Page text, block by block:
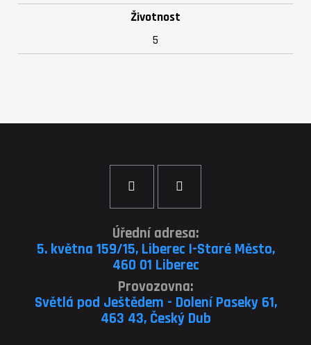
Životnost
5
Úřední adresa:
5. května 159/15, Liberec I-Staré Město,
460 01 Liberec
Provozovna:
Světlá pod Ještědem - Dolení Paseky 61,
463 43, Český Dub